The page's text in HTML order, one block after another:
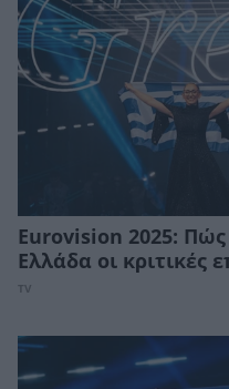
Eurovision 2025:
Ελλάδα οι κριτικές
TV